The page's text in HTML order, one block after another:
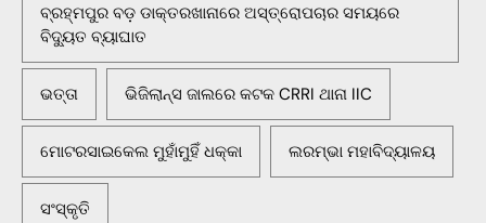
ବ୍ରହ୍ମପୁର ବଡ଼ ଡାକ୍ତରଖାନାରେ ଅସ୍ତ୍ରୋପଚାର ସମୟରେ
ବିଦ୍ୟୁତ ବ୍ୟାଘାତ
ଭତ୍ତା ଭିଜିଲାନ୍ସ ଜାଲରେ କଟକ CRRI ଥାନା IIC
ମୋଟରସାଇକେଲ ମୁହାଁମୁହିଁ ଧକ୍କା ଲରମ୍ଭା ମହାବିଦ୍ୟାଳୟ
ସଂସ୍କୃତି